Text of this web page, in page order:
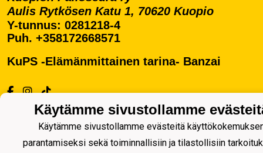
Aulis Rytkösen Katu 1, 70620 Kuopio
Y-tunnus: 0281218-4
Puh. +358172668571
KuPS -Elämänmittainen tarina- Banzai
Powered by
Käytämme sivustollamme
Käytämme sivustollamme evästeitä
parantamiseksi sekä toiminnallisiin ja tilastollisiin